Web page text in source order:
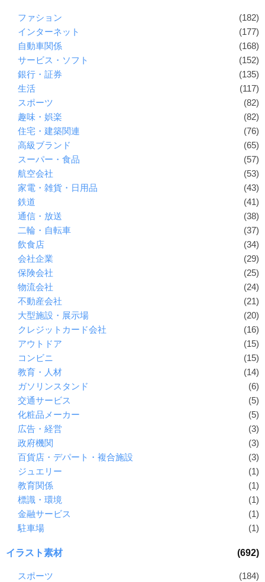
ファション
(182)
インターネット
(177)
自動車関係
(168)
サービス・ソフト
(152)
銀行・証券
(135)
生活
(117)
スポーツ
(82)
趣味・娯楽
(82)
住宅・建築関連
(76)
高級ブランド
(65)
スーパー・食品
(57)
航空会社
(53)
家電・雑貨・日用品
(43)
鉄道
(41)
通信・放送
(38)
二輪・自転車
(37)
飲食店
(34)
会社企業
(29)
保険会社
(25)
物流会社
(24)
不動産会社
(21)
大型施設・展示場
(20)
クレジットカード会社
(16)
アウトドア
(15)
コンビニ
(15)
教育・人材
(14)
ガソリンスタンド
(6)
交通サービス
(5)
化粧品メーカー
(5)
広告・経営
(3)
政府機関
(3)
百貨店・デパート・複合施設
(3)
ジュエリー
(1)
教育関係
(1)
標識・環境
(1)
金融サービス
(1)
駐車場
(1)
イラスト素材 (692)
スポーツ
(184)